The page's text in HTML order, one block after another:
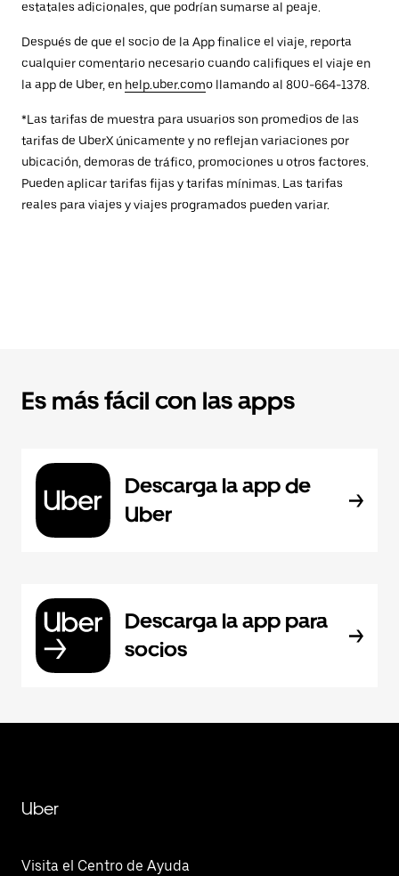
estatales adicionales, que podrían sumarse al peaje.
Después de que el socio de la App finalice el viaje, reporta
cualquier comentario necesario cuando califiques el viaje en
la app de Uber, en help.uber.como llamando al 800-664-1378.
*Las tarifas de muestra para usuarios son promedios de las
tarifas de UberX únicamente y no reflejan variaciones por
ubicación, demoras de tráfico, promociones u otros factores.
Pueden aplicar tarifas fijas y tarifas mínimas. Las tarifas
reales para viajes y viajes programados pueden variar.
Es más fácil con las apps
Descarga la app de
Uber
Descarga la app para
socios
Uber
Visita el Centro de Ayuda